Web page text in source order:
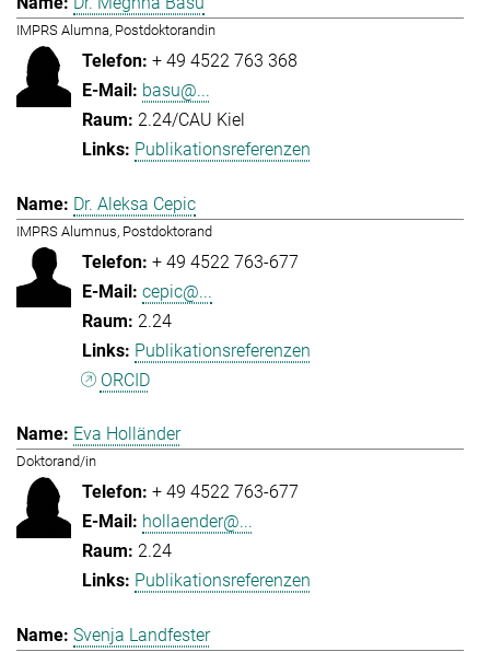
IMPRS Alumna, Postdoktorandin
+ 49 4522 763 368
basu@...
2.24/CAU Kiel
Publikationsreferenzen
Dr. Aleksa Cepic
IMPRS Alumnus, Postdoktorand
+ 49 4522 763-677
cepic@...
2.24
Publikationsreferenzen
ORCID
Eva Holländer
Doktorand/in
+ 49 4522 763-677
hollaender@...
2.24
Publikationsreferenzen
Svenja Landfester